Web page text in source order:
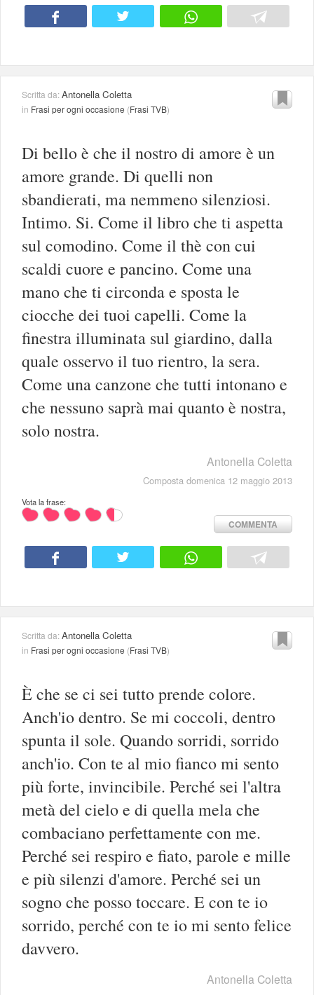
Scritta da:Antonella Coletta
in Frasi per ogni occasione (Frasi TVB)
Di bello è che il nostro di amore è un
amore grande. Di quelli non
sbandierati, ma nemmeno silenziosi.
Intimo. Si. Come il libro che ti aspetta
sul comodino. Come il thè con cui
scaldi cuore e pancino. Come una
mano che ti circonda e sposta le
ciocche dei tuoi capelli. Come la
finestra illuminata sul giardino, dalla
quale osservo il tuo rientro, la sera.
Come una canzone che tutti intonano e
che nessuno saprà mai quanto è nostra,
solo nostra.
Antonella Coletta
Composta domenica 12 maggio 2013
Vota la frase:
COMMENTA
Scritta da:Antonella Coletta
in Frasi per ogni occasione (Frasi TVB)
È che se ci sei tutto prende colore.
Anch'io dentro. Se mi coccoli, dentro
spunta il sole. Quando sorridi, sorrido
anch'io. Con te al mio fianco mi sento
più forte, invincibile. Perché sei l'altra
metà del cielo e di quella mela che
combaciano perfettamente con me.
Perché sei respiro e fiato, parole e mille
e più silenzi d'amore. Perché sei un
sogno che posso toccare. E con te io
sorrido, perché con te io mi sento felice
davvero.
Antonella Coletta